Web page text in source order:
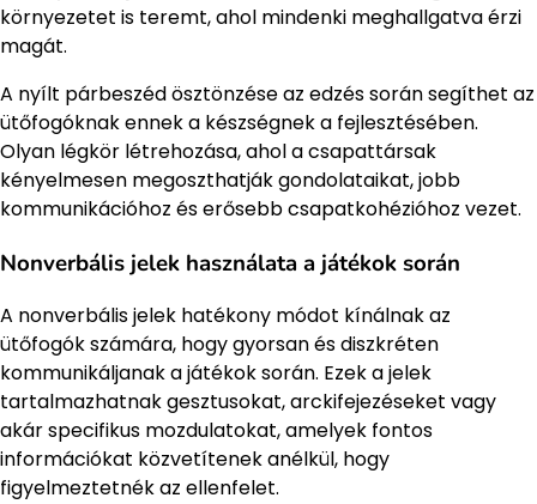
környezetet is teremt, ahol mindenki meghallgatva érzi
magát.
A nyílt párbeszéd ösztönzése az edzés során segíthet az
ütőfogóknak ennek a készségnek a fejlesztésében.
Olyan légkör létrehozása, ahol a csapattársak
kényelmesen megoszthatják gondolataikat, jobb
kommunikációhoz és erősebb csapatkohézióhoz vezet.
Nonverbális jelek használata a játékok során
A nonverbális jelek hatékony módot kínálnak az
ütőfogók számára, hogy gyorsan és diszkréten
kommunikáljanak a játékok során. Ezek a jelek
tartalmazhatnak gesztusokat, arckifejezéseket vagy
akár specifikus mozdulatokat, amelyek fontos
információkat közvetítenek anélkül, hogy
figyelmeztetnék az ellenfelet.